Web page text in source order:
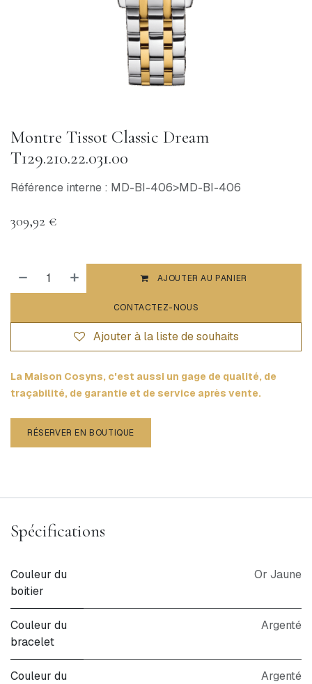
Montre Tissot Classic Dream
T129.210.22.031.00
Référence interne : MD-BI-406>MD-BI-406
309,92 €
AJOUTER AU PANIER
CONTACTEZ-NOUS
Ajouter à la liste de souhaits
La Maison Cosyns, c'est aussi un gage de qualité, de
traçabilité, de garantie et de service après vente.
RÉSERVER EN BOUTIQUE
Spécifications
Couleur du
boitier
Or Jaune
Couleur du
bracelet
Argenté
Couleur du
Argenté